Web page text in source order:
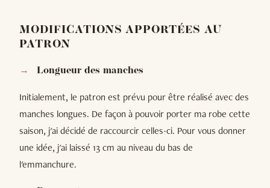
MODIFICATIONS APPORTÉES AU
PATRON
Longueur des manches
Initialement, le patron est prévu pour être réalisé avec des
manches longues. De façon à pouvoir porter ma robe cette
saison, j'ai décidé de raccourcir celles-ci. Pour vous donner
une idée, j'ai laissé 13 cm au niveau du bas de
l'emmanchure.